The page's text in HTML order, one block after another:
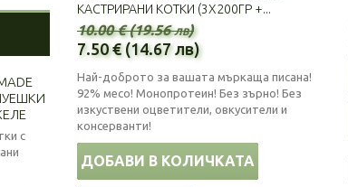
КАСТРИРАНИ КОТКИ (3Х200ГР +...
10.00 € (19.56 лв)
7.50 € (14.67 лв)
Най-доброто за вашата мъркаща писана!
92% месо! Монопротеин! Без зърно! Без
изкуствени оцветители, овкусители и
консерванти!
ДОБАВИ В КОЛИЧКАТА
с